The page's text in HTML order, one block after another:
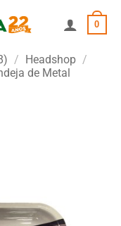
0
/ Headshop /
de Metal